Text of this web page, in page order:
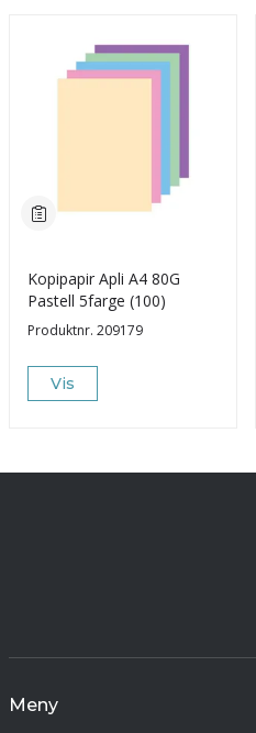
Kopipapir Apli A4 80G
Pastell 5farge (100)
Produktnr. 209179
Vis
Meny